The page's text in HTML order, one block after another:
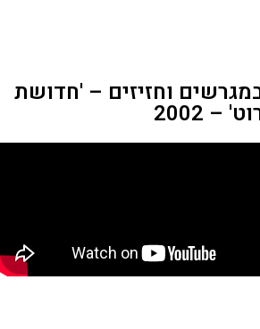
וחזיזים – 'חדושת
2002